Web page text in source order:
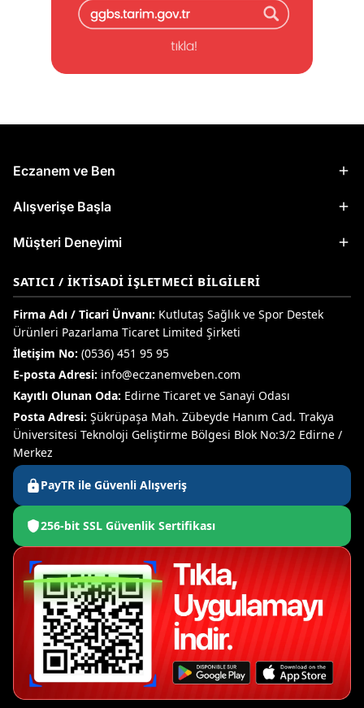
Eczanem ve Ben
Alışverişe Başla
Müşteri Deneyimi
SATICI / İKTISADI İŞLETMECI BILGILERI
Firma Adı / Ticari Ünvanı: Kutlutaş Sağlık ve Spor Destek
Ürünleri Pazarlama Ticaret Limited Şirketi
İletişim No: (0536) 451 95 95
E-posta Adresi: info@eczanemveben.com
Kayıtlı Olunan Oda: Edirne Ticaret ve Sanayi Odası
Posta Adresi: Şükrüpaşa Mah. Zübeyde Hanım Cad. Trakya
Üniversitesi Teknoloji Geliştirme Bölgesi Blok No:3/2 Edirne /
Merkez
PayTR ile Güvenli Alışveriş
256-bit SSL Güvenlik Sertifikası